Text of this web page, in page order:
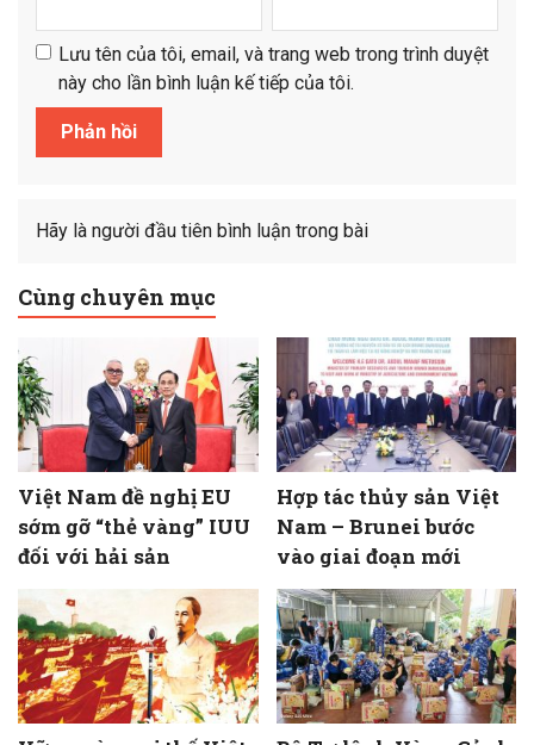
Lưu tên của tôi, email, và trang web trong trình duyệt
này cho lần bình luận kế tiếp của tôi.
Hãy là người đầu tiên bình luận trong bài
Cùng chuyên mục
Việt Nam đề nghị EU
sớm gỡ “thẻ vàng” IUU
đối với hải sản
Hợp tác thủy sản Việt
Nam – Brunei bước
vào giai đoạn mới